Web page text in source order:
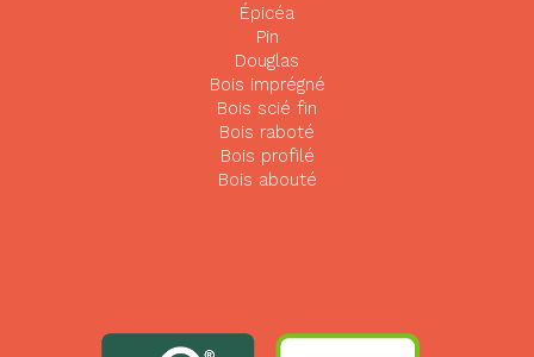
Épicéa
Pin
Douglas
Bois imprégné
Bois scié fin
Bois raboté
Bois profilé
Bois abouté